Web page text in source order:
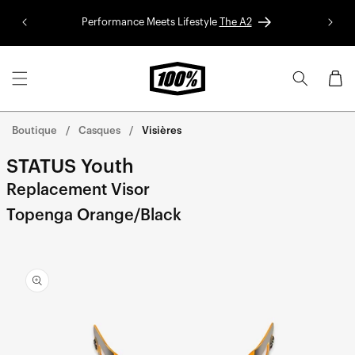
contenu
Performance Meets Lifestyle The A2
Panier
Boutique Casques Visières
STATUS Youth
Replacement Visor
Topenga Orange/Black
informations
sur le